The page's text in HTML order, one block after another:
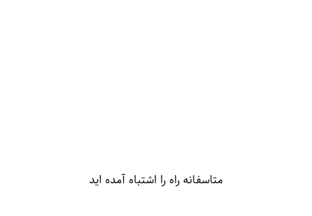
متاسفانه راه را اشتباه آمده اید